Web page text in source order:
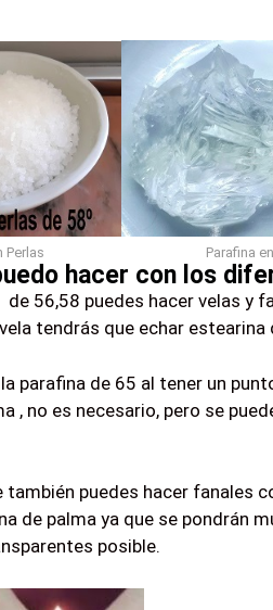
Perlas Parafina
hacer con los
56,58 puedes hacer velas y
tendrás que echar estearina
parafina de 65 al tener un
, no es necesario, pero se
también puedes hacer fanales
de palma ya que se pondrán
posible.